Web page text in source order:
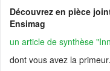
Découvrez en pièce
Ensimag
un article de synthèse
dont vous avez la primeur.